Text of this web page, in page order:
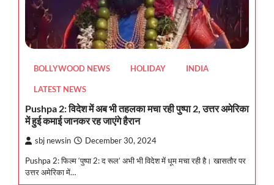
BOLLYWOOD NEWS HOLIDAY INDIA
LATEST NEWS
Pushpa 2: विदेश में अब भी तहलका मचा रही पुष्पा 2, उत्तर अमेरिका
में हुई कमाई जानकर रह जाएंगे हैरान
sbj newsin December 30, 2024
Pushpa 2: फिल्म ‘पुष्पा 2: द रूल’ अभी भी विदेश में धूम मचा रही है। खासतौर पर
उत्तर अमेरिका में…